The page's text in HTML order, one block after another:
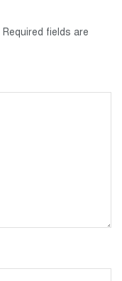
Required fields are